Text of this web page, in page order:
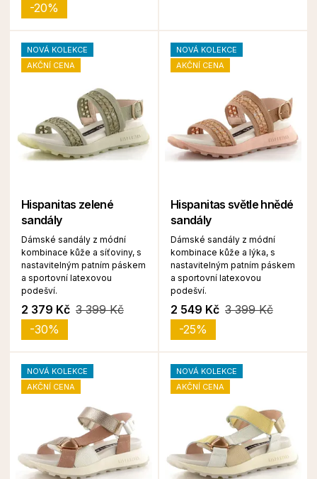
-20%
NOVÁ KOLEKCE
AKČNÍ CENA
Hispanitas zelené
sandály
Dámské sandály z módní
kombinace kůže a síťoviny, s
nastavitelným patním páskem
a sportovní latexovou
podešví.
2 379 Kč 3 399 Kč
-30%
NOVÁ KOLEKCE
AKČNÍ CENA
Hispanitas světle hnědé
sandály
Dámské sandály z módní
kombinace kůže a lýka, s
nastavitelným patním páskem
a sportovní latexovou
podešví.
2 549 Kč 3 399 Kč
-25%
NOVÁ KOLEKCE
AKČNÍ CENA
NOVÁ KOLEKCE
AKČNÍ CENA